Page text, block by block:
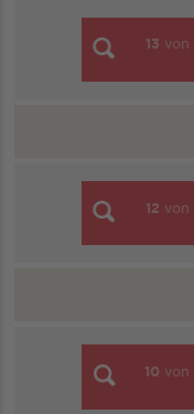
13 von
12 von
10 von